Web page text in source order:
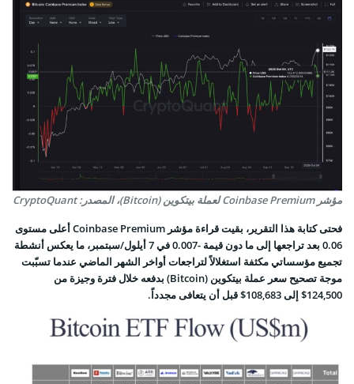
مؤشر Coinbase Premium لعملة بيتكوين (Bitcoin)، المصدر: CryptoQuant
فحتى كتابة هذا التقرير، بقيت قراءة مؤشر Coinbase Premium أعلى مستوى
0.06 بعد تراجعها إلى ما دون قيمة -0.007 في 7 أيلول/سبتمبر، ما يعكس أنشطة
تجميع مؤسساتي مكثفة استغلالاً لتراجعات أواخر الشهر الماضي عندما تسبّبت
موجة تصحيح سعر عملة بيتكوين (Bitcoin) بدفعه خلال فترة وجيزة من
124,500$ إلى 108,683$ قبل أن يتعافى مجدداً.